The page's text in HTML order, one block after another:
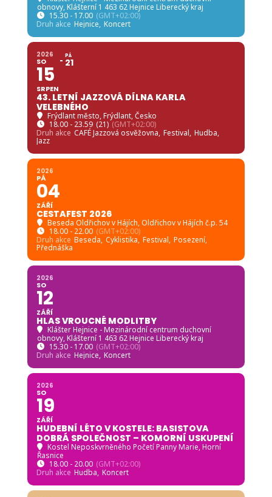
obnovy, Klášterní 1 463 62 Hejnice Liberecký kraj
15.30 - 17.00 (GMT+02:00)
Druh akce Hejnice, Koncert
2026
SO
15
SRPEN
PÁ
21
43. LETNÍ JAZZOVÁ DÍLNA KARLA
VELEBNÉHO
Frýdlant město, Frýdlant, Česko
18.00 - 23.59 (21) (GMT+02:00)
Druh akce CAFÉ Jazzová osvěžovna, Festival, Hudba,
Jazz
2026
PÁ
04
ZÁŘÍ
CESTAFEST 2026
Beseda Oldřichov v Hájích, Oldřichov v Hájích č.p. 54
18.00 - 22.00 (GMT+02:00)
Druh akce Beseda, Cyklistika, Festival, Posezení,
Přednáška
2026
SO
12
ZÁŘÍ
HLAS VROUCNÉ MODLITBY
Klášter Hejnice - Mezinárodní centrum duchovní
obnovy, Klášterní 1 463 62 Hejnice Liberecký kraj
15.30 - 17.00 (GMT+02:00)
Druh akce Hejnice, Koncert
2026
SO
19
ZÁŘÍ
HUDEBNÍ LÉTO V KOSTELE: BASISTOVA
DOBRÁ SPOLEČNOST – KOMORNÍ USKUPENÍ
Kostel Neposkvrněného Početí Panny Marie, Horní
Řasnice
18.00 - 20.00 (GMT+02:00)
Druh akce Hudba, Koncert